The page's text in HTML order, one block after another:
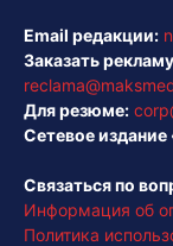
Email редакции:
Заказать
Для резюме:
Сетевое
Связаться по
Информация об
Политика